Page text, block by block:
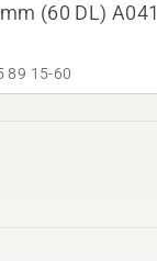
(60 DL) A041
89 15‑60